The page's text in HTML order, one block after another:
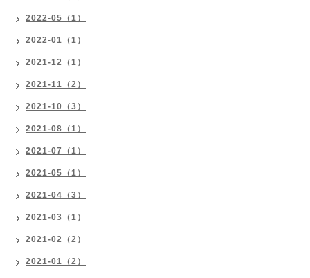
2022-05（1）
2022-01（1）
2021-12（1）
2021-11（2）
2021-10（3）
2021-08（1）
2021-07（1）
2021-05（1）
2021-04（3）
2021-03（1）
2021-02（2）
2021-01（2）